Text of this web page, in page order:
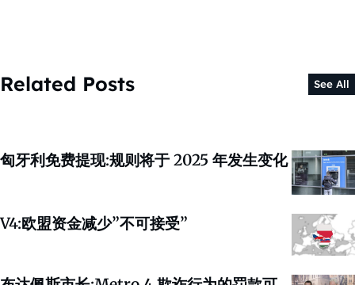
Related Posts See All
匈牙利免费提现:规则将于 2025 年发生变化
V4:欧盟资金减少”不可接受”